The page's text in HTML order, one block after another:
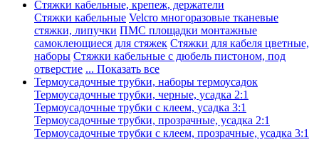
Стяжки кабельные, крепеж, держатели
Стяжки кабельные Velcro многоразовые тканевые
стяжки, липучки ПМС площадки монтажные
самоклеющиеся для стяжек Стяжки для кабеля цветные,
наборы Стяжки кабельные с дюбель пистоном, под
отверстие ... Показать все
Термоусадочные трубки, наборы термоусадок
Термоусадочные трубки, черные, усадка 2:1
Термоусадочные трубки с клеем, усадка 3:1
Термоусадочные трубки, прозрачные, усадка 2:1
Термоусадочные трубки с клеем, прозрачные, усадка 3:1